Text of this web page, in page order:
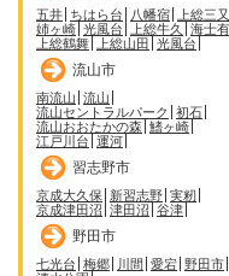
五井 ちはら台 八幡宿
上総三又
姉ヶ崎 光風台 上総牛久
海士
上総鶴舞
上総山田 光風台
流山市
南流山 流山
流山セントラルパーク
初石
流山おおたかの森 鰭ヶ崎
江戸川台 運河
習志野市
京成大久保 新習志野 実籾
京成津田沼 津田沼 谷津
野田市
七光台 梅郷 川間 愛宕 野田市